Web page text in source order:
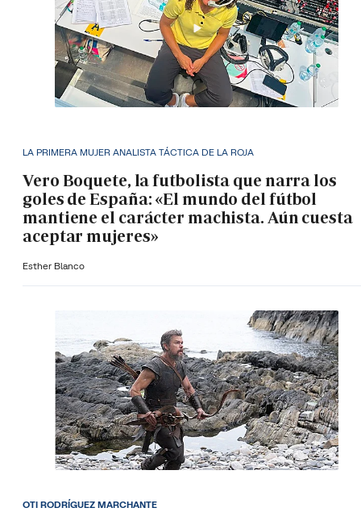
LA PRIMERA MUJER ANALISTA TÁCTICA DE LA ROJA
Vero Boquete, la futbolista que narra los
goles de España: «El mundo del fútbol
mantiene el carácter machista. Aún cuesta
aceptar mujeres»
Esther Blanco
OTI RODRÍGUEZ MARCHANTE